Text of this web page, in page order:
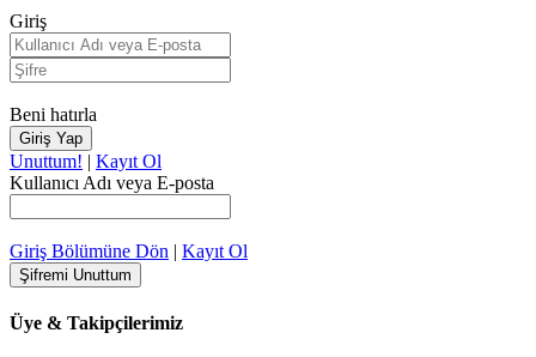
Giriş
Beni hatırla
Unuttum! | Kayıt Ol
Kullanıcı Adı veya E-posta
Giriş Bölümüne Dön | Kayıt Ol
Üye & Takipçilerimiz